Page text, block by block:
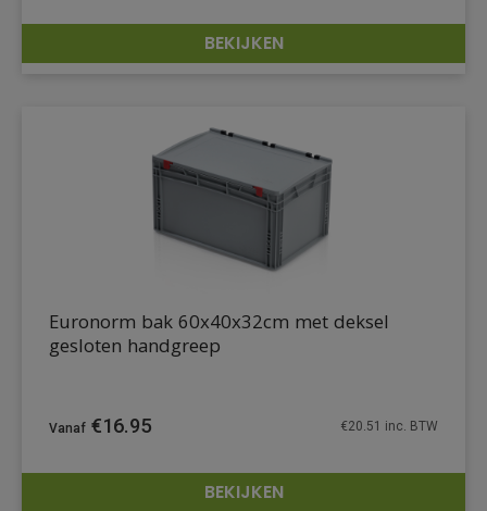
DETAILS
BEKIJKEN
Euronorm bak 60x40x32cm met deksel
gesloten handgreep
€16.95 €20.51 inc. BTW
BEKIJKEN